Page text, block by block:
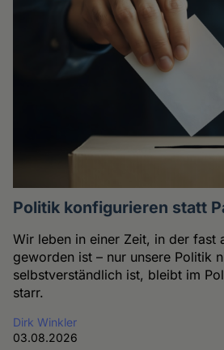
Politik konfigurieren statt
Wir leben in einer Zeit, in der fast
geworden ist – nur unsere Politik
selbstverständlich ist, bleibt im
starr.
Dirk Winkler
03.08.2026